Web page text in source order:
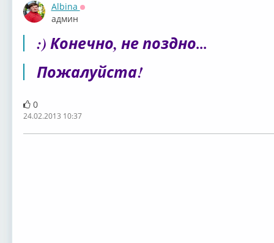
Albina
Оффлайн
админ
:) Конечно, не поздно...
Пожалуйста!
0
24.02.2013 10:37